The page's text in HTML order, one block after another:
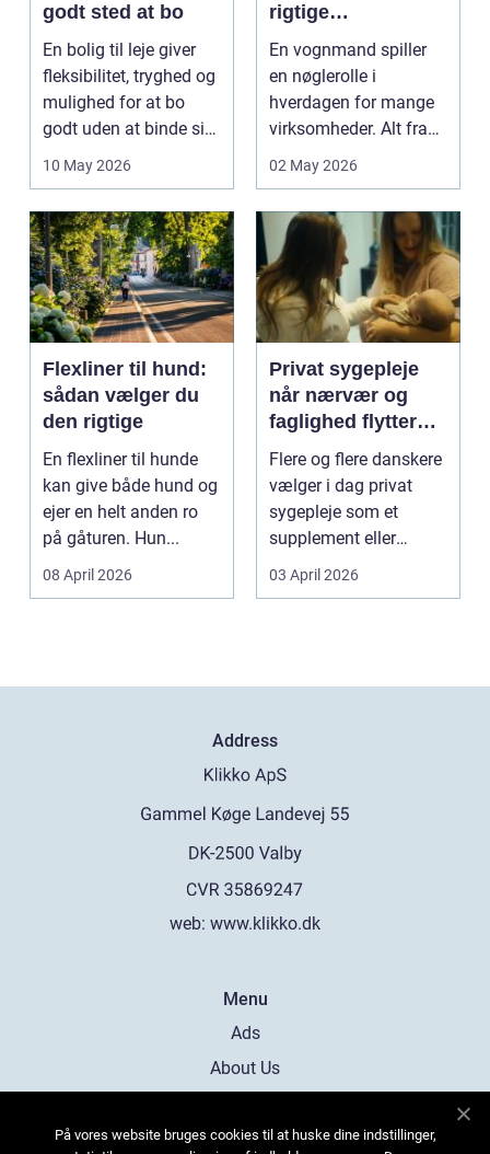
godt sted at bo
En bolig til leje giver
fleksibilitet, tryghed og
mulighed for at bo
godt uden at binde sig
ø...
10 May 2026
rigtige
samarbejdspartner
En vognmand spiller
en nøglerolle i
hverdagen for mange
virksomheder. Alt fra
byggematerialer...
02 May 2026
Flexliner til hund:
sådan vælger du
den rigtige
En flexliner til hunde
kan give både hund og
ejer en helt anden ro
på gåturen. Hun...
08 April 2026
Privat sygepleje
når nærvær og
faglighed flytter
hjem i stuen
Flere og flere danskere
vælger i dag privat
sygepleje som et
supplement eller
alternativ til det off...
03 April 2026
Address
web: www.klikko.dk
Menu
Ads
About Us
Contact
På vores website bruges cookies til at huske dine indstillinger,